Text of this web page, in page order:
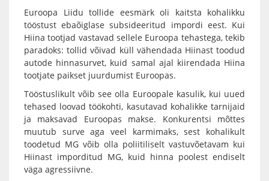
Euroopa Liidu tollide eesmärk oli kaitsta kohalikku
tööstust ebaõiglase subsideeritud impordi eest. Kui
Hiina tootjad vastavad sellele Euroopa tehastega, tekib
paradoks: tollid võivad küll vähendada Hiinast toodud
autode hinnasurvet, kuid samal ajal kiirendada Hiina
tootjate paikset juurdumist Euroopas.
Tööstuslikult võib see olla Euroopale kasulik, kui uued
tehased loovad töökohti, kasutavad kohalikke tarnijaid
ja maksavad Euroopas makse. Konkurentsi mõttes
muutub surve aga veel karmimaks, sest kohalikult
toodetud MG võib olla poliitiliselt vastuvõetavam kui
Hiinast imporditud MG, kuid hinna poolest endiselt
väga agressiivne.